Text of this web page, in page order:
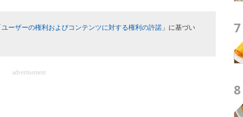
ユーザーの権利およびコンテンツに対する権利の許諾 」に基づい
advertisement
7
8